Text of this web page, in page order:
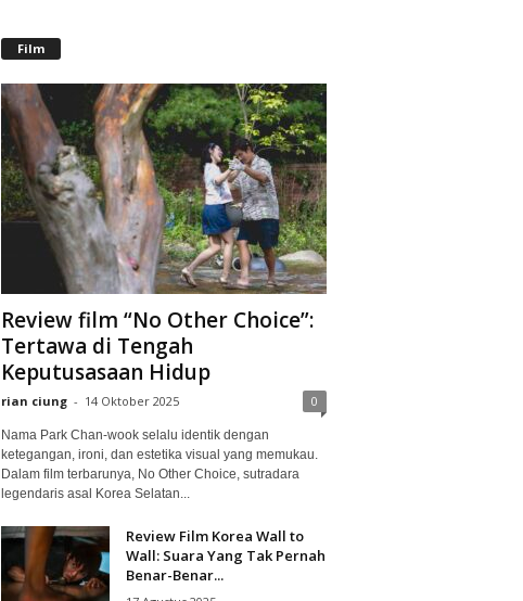
Film
Review film “No Other Choice”:
Tertawa di Tengah
Keputusasaan Hidup
rian ciung - 14 Oktober 2025 0
Nama Park Chan-wook selalu identik dengan
ketegangan, ironi, dan estetika visual yang memukau.
Dalam film terbarunya, No Other Choice, sutradara
legendaris asal Korea Selatan...
Review Film Korea Wall to
Wall: Suara Yang Tak Pernah
Benar-Benar...